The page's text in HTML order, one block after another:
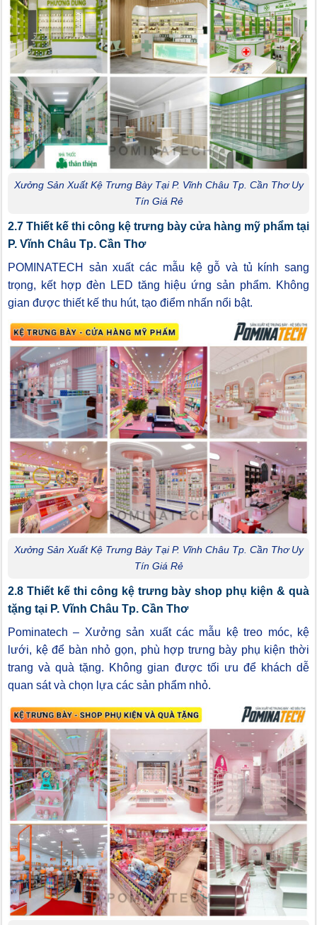
Xưởng Sản Xuất Kệ Trưng Bày Tại P. Vĩnh Châu Tp. Cần Thơ Uy
Tín Giá Rẻ
2.7 Thiết kế thi công kệ trưng bày cửa hàng mỹ phẩm tại
P. Vĩnh Châu Tp. Cần Thơ
POMINATECH sản xuất các mẫu kệ gỗ và tủ kính sang
trọng, kết hợp đèn LED tăng hiệu ứng sản phẩm. Không
gian được thiết kế thu hút, tạo điểm nhấn nổi bật.
Xưởng Sản Xuất Kệ Trưng Bày Tại P. Vĩnh Châu Tp. Cần Thơ Uy
Tín Giá Rẻ
2.8 Thiết kế thi công kệ trưng bày shop phụ kiện & quà
tặng tại P. Vĩnh Châu Tp. Cần Thơ
Pominatech – Xưởng sản xuất các mẫu kệ treo móc, kệ
lưới, kệ để bàn nhỏ gọn, phù hợp trưng bày phụ kiện thời
trang và quà tặng. Không gian được tối ưu để khách dễ
quan sát và chọn lựa các sản phẩm nhỏ.